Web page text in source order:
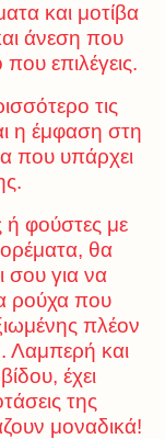
και μοτίβα
άνεση που
επιλέγεις.
τις
η έμφαση στη
που υπάρχει
ή φούστες με
θα
σου για να
ρούχα που
πλέον
Λαμπερή και
έχει
της
μοναδικά!